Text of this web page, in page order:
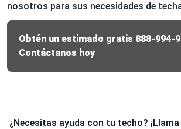
nosotros para sus necesidades de
Obtén un estimado gratis 888-994-
Contáctanos hoy
¿Necesitas ayuda con tu techo?